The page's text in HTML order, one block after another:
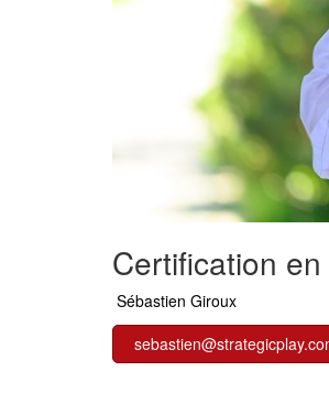
Certification
Sébastien Giroux